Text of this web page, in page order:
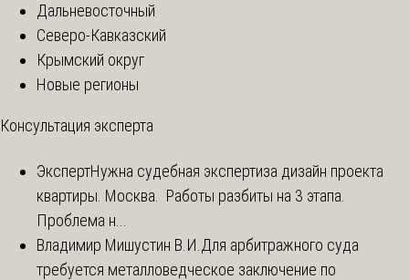
Дальневосточный
Северо-Кавказский
Крымский округ
Новые регионы
Консультация эксперта
ЭкспертНужна судебная экспертиза дизайн проекта
квартиры. Москва. Работы разбиты на 3 этапа.
Проблема н...
Владимир Мишустин В.И. Для арбитражного суда
требуется металловедческое заключение по